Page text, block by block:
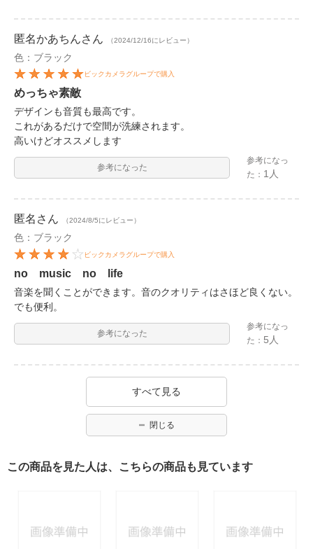
匿名かあちんさん （2024/12/16にレビュー）
色：ブラック
ビックカメラグループで購入
めっちゃ素敵
デザインも音質も最高です。
これがあるだけで空間が洗練されます。
高いけどオススメします
参考になった
参考になっ
た： 1人
匿名 さん （2024/8/5にレビュー）
色：ブラック
ビックカメラグループで購入
no music no life
音楽を聞くことができます。音のクオリティはさほど良くない。
でも便利。
参考になった
参考になっ
た： 5人
すべて見る
閉じる
この商品を見た人は、こちらの商品も見ています